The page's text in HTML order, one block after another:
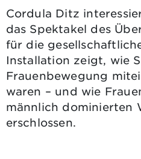
Cordula Ditz
das Spektakel des
für die
Installation zeigt, wie
Frauenbewegung
waren – und wie
männlich dominierten
erschlossen.